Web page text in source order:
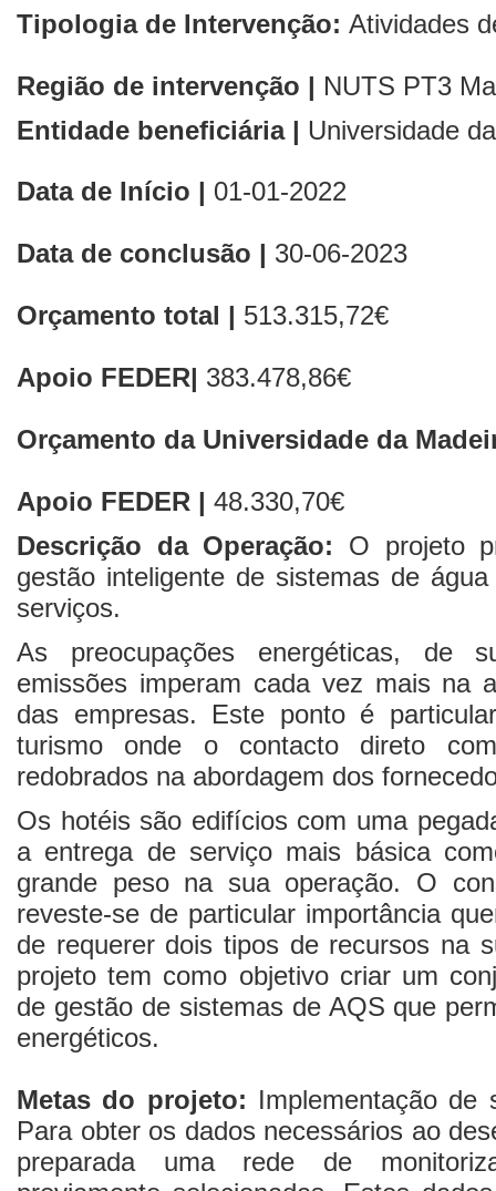
Tipologia de Intervenção: Atividades
Região de intervenção | NUTS PT3
Entidade beneficiária | Universidade
Data de Início | 01-01-2022
Data de conclusão | 30-06-2023
Orçamento total | 513.315,72€
Apoio FEDER| 383.478,86€
Orçamento da Universidade da
Apoio FEDER | 48.330,70€
Descrição da Operação: O projeto
gestão inteligente de sistemas de
serviços.
As preocupações energéticas, de
emissões imperam cada vez mais na
das empresas. Este ponto é
turismo onde o contacto direto
redobrados na abordagem dos
Os hotéis são edifícios com uma
a entrega de serviço mais básica
grande peso na sua operação. O
reveste-se de particular importância
de requerer dois tipos de recursos na
projeto tem como objetivo criar um
de gestão de sistemas de AQS que
energéticos.
Metas do projeto: Implementação de
Para obter os dados necessários ao
preparada uma rede de